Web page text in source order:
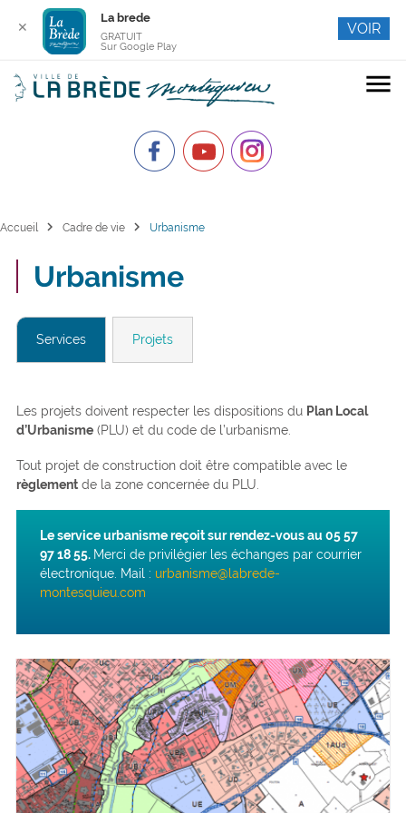
menu
Accueil chevron_right Cadre de vie chevron_right Urbanisme
Urbanisme
Services Projets
Les projets doivent respecter les dispositions du Plan Local
d’Urbanisme(PLU) et du code de l’urbanisme.
Tout projet de construction doit être compatible avec le
règlementde la zone concernée du PLU.
Le service urbanisme reçoit sur rendez-vous au 05 57
97 18 55. Merci de privilégier les échanges par courrier
électronique. Mail : urbanisme@labrede-
montesquieu.com
✕
La brede
GRATUIT
Sur Google Play
VOIR